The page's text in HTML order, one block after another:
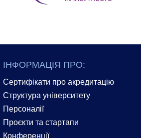
ІНФОРМАЦІЯ ПРО:
Сертифікати про акредитацію
Структура університету
Персоналії
Проєкти та стартапи
Конференції